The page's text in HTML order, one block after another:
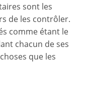
sont les
de les contrôler.
comme étant le
chacun de ses
que les